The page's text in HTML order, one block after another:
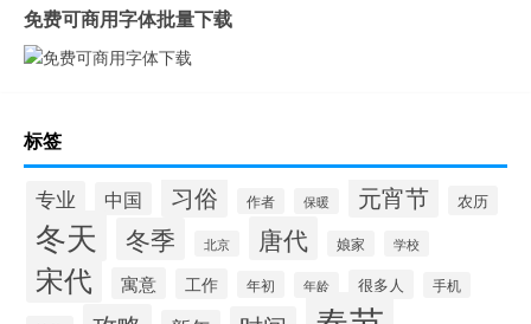
免费可商用字体批量下载
标签
专业 中国 习俗 作者 保暖 元宵节 农历
冬天 冬季 北京 唐代 娘家 学校
宋代 寓意 工作 年初 年龄 很多人 手机